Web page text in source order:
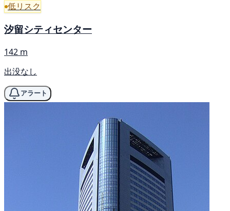
低リスク
汐留シティセンター
142 m
出没なし
アラート